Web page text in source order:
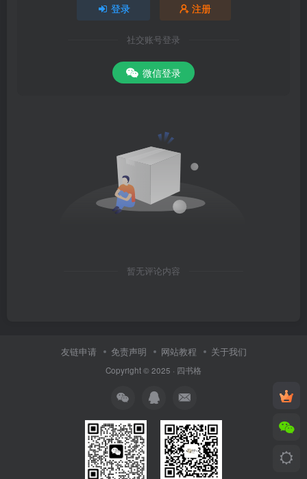
登录 注册
社交账号登录
微信登录
暂无评论内容
友链申请 免责声明 网站教程 关于我们
Copyright © 2025 · 四书格